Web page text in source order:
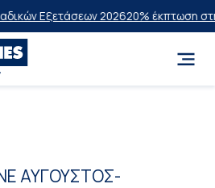
Εξετάσεων 202620% έκπτωση στην
ΑΥΓΟΥΣΤΟΣ-